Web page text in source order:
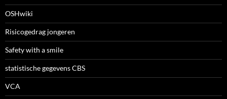
OSHwiki
Risicogedrag jongeren
Safety with a smile
statistische gegevens CBS
VCA